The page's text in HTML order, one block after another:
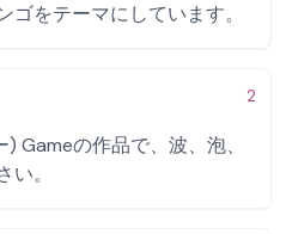
をテーマにしています。
2
Gameの作品で、波、泡、
。